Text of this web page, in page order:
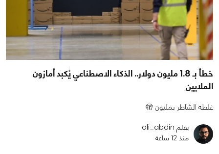
خطأ بـ 1.8 مليون دولار.. الذكاء الاصطناعي يُكبد أمازون
الملايين
غلطة الشاطر بمليون 🫣
بقلم ali_abdin
منذ 12 ساعة